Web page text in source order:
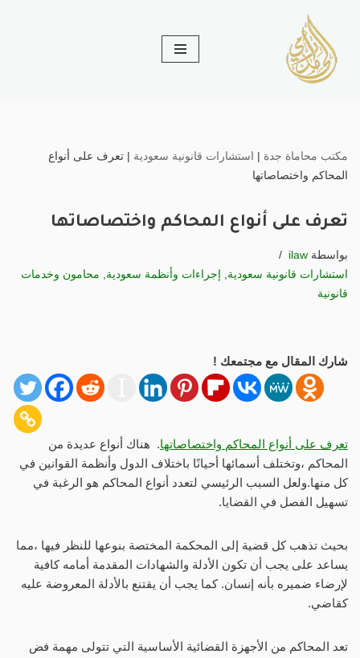
تخطى
إلى
المحتوى
مكتب محاماة جدة | استشارات قانونية سعودية | تعرف على أنواع
المحاكم واختصاصاتها
تعرف على أنواع المحاكم واختصاصاتها
بواسطة ilaw
استشارات قانونية سعودية, إجراءات وأنظمة سعودية, محامون وخدمات
قانونية
شارك المقال مع مجتمعك !
تعرف على أنواع المحاكم واختصاصاتها. هناك أنواع عديدة من
المحاكم ،وتختلف أسمائها أحيانًا باختلاف الدول وأنظمة القوانين في
كل منها.ولعل السبب الرئيسي لتعدد أنواع المحاكم هو الرغبة في
تسهيل الفصل في القضايا.
بحيث تذهب كل قضية إلى المحكمة المختصة بنوعها للنظر فيها ،مما
يساعد على يجب أن تكون الأدلة والشهادات المقدمة أمامه كافية
لإرضاء ضميره بأنه إنسان. كما يجب أن يقتنع بالأدلة المعروضة عليه
كقاضي.
تعد المحاكم من الأجهزة القضائية الأساسية التي تتولى مهمة فض